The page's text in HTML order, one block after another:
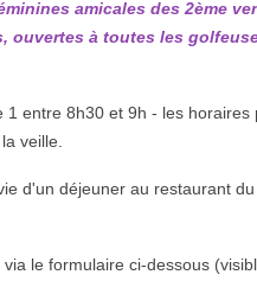
amicales des 2ème
ouvertes à toutes les
1 entre 8h30 et 9h - les horaires
veille.
d'un déjeuner au restaurant
via le formulaire ci-dessous